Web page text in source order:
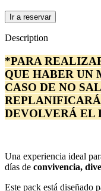
Ir a reservar
Description
*PARA
QUE HABER UN
CASO DE NO
DEVOLVERÁ EL
Una experiencia ideal
días de convivencia,
Este pack está diseñado